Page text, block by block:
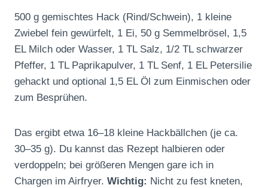
500 g gemischtes Hack (Rind/Schwein), 1 kleine
Zwiebel fein gewürfelt, 1 Ei, 50 g Semmelbrösel, 1,5
EL Milch oder Wasser, 1 TL Salz, 1/2 TL schwarzer
Pfeffer, 1 TL Paprikapulver, 1 TL Senf, 1 EL Petersilie
gehackt und optional 1,5 EL Öl zum Einmischen oder
zum Besprühen.
Das ergibt etwa 16–18 kleine Hackbällchen (je ca.
30–35 g). Du kannst das Rezept halbieren oder
verdoppeln; bei größeren Mengen gare ich in
Chargen im Airfryer. Wichtig: Nicht zu fest kneten,